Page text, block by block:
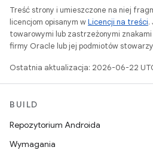
Treść strony i umieszczone na niej
licencjom opisanym wLicencji na treści.
towarowymi lub zastrzeżonymi
firmy Oracle lub jej podmiotów
Ostatnia aktualizacja: 2026-06-22
BUILD
Repozytorium Androida
Wymagania